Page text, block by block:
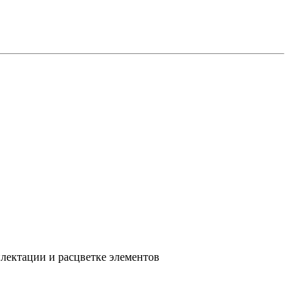
и расцветке элементов